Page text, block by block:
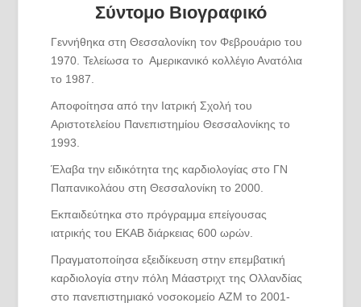
Σύντομο Βιογραφικό
Γεννήθηκα στη Θεσσαλονίκη τον Φεβρουάριο του
1970. Τελείωσα το Αμερικανικό κολλέγιο Ανατόλια
το 1987.
Αποφοίτησα από την Ιατρική Σχολή του
Αριστοτελείου Πανεπιστημίου Θεσσαλονίκης το
1993.
Έλαβα την ειδικότητα της καρδιολογίας στο ΓΝ
Παπανικολάου στη Θεσσαλονίκη το 2000.
Εκπαιδεύτηκα στο πρόγραμμα επείγουσας
ιατρικής του ΕΚΑΒ διάρκειας 600 ωρών.
Πραγματοποίησα εξειδίκευση στην επεμβατική
καρδιολογία στην πόλη Μάαστριχτ της Ολλανδίας
στο πανεπιστημιακό νοσοκομείο AZM το 2001-